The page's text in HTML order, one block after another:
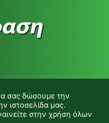
σας δώσουμε την
ιστοσελίδα μας.
στην χρήση όλων